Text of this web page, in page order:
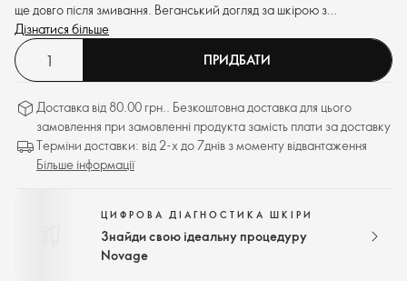
ще довго після змивання. Веганський догляд за шкірою з
екстрактом адаптогену гінкго білоба та розслаблюючим
ароматом, щоб збалансувати відчуття.
Дізнатися більше
ПРИДБАТИ
Доставка від 80.00 грн.. Безкоштовна доставка для цього
замовлення при замовленні продукта замість плати за доставку
Терміни доставки: від 2-х до 7днів з моменту відвантаження
Більше інформації
ЦИФРОВА ДІАГНОСТИКА ШКІРИ
Знайди свою ідеальну процедуру
Novage